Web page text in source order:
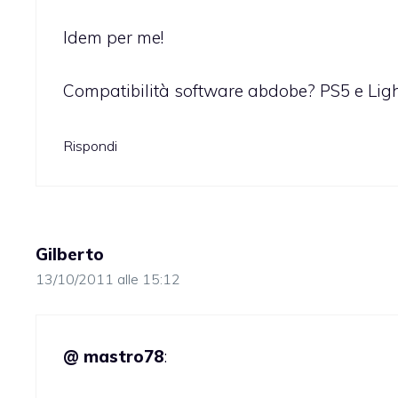
Idem per me!
Compatibilità software abdobe? PS5 e
Rispondi
Gilberto
13/10/2011 alle 15:12
@ mastro78: